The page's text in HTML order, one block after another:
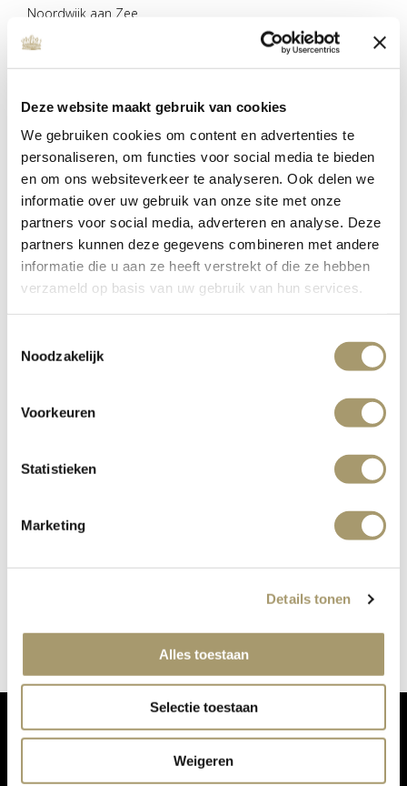
Deze website maakt gebruik van cookies
We gebruiken cookies om content en advertenties te
personaliseren, om functies voor social media te bieden
en om ons websiteverkeer te analyseren. Ook delen we
informatie over uw gebruik van onze site met onze
partners voor social media, adverteren en analyse. Deze
partners kunnen deze gegevens combineren met andere
informatie die u aan ze heeft verstrekt of die ze hebben
verzameld op basis van uw gebruik van hun services.
Noodzakelijk
Voorkeuren
Statistieken
Marketing
Details tonen
Alles toestaan
Selectie toestaan
Weigeren
Noordwijk aan Zee
Tel:
KVK-nummer: 28.075.395
IBAN-nummer: NL 86 RABO 034 688 873
CONTACTFORMULIER
Neem contact met ons op via onderstaand formulier
ONTVANG DE LAATSTE AANBIEDINGEN: